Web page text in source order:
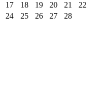
17
18 19 20 21 22
24
25 26 27 28